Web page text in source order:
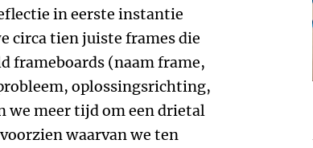
in eerste instantie
circa tien juiste frames die
frameboards (naam frame,
oplossingsrichting,
we meer tijd om een drietal
waarvan we ten